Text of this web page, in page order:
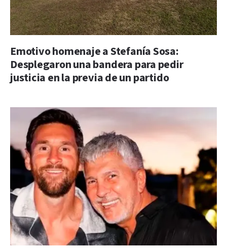
Emotivo homenaje a Stefanía Sosa:
Desplegaron una bandera para pedir
justicia en la previa de un partido